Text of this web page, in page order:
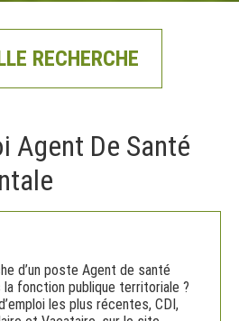
RECHERCHE
Agent De Santé
d’un poste Agent de santé
la fonction publique territoriale ?
les plus récentes, CDI,